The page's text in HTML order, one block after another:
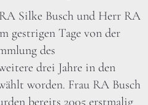
Silke Busch und Herr RA
gestrigen Tage von der
des
drei Jahre in den
worden. Frau RA Busch
bereits 2005 erstmalig